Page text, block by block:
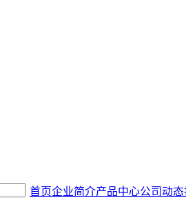
首页企业简介产品中心公司动态